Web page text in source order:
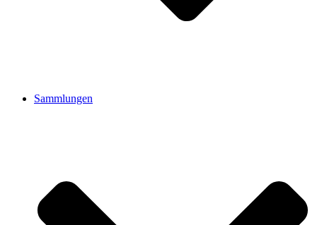
Sammlungen